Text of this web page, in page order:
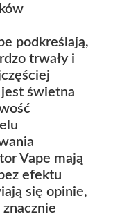
podkreślają,
trwały i
świetna
Vape mają
efektu
się opinie,